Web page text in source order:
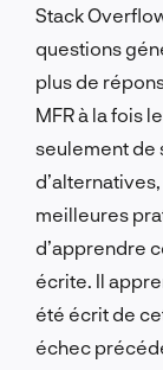
Stack
questions
plus de
MFR à la fois
seulement de
meilleures
d’apprendre
écrite. Il
été écrit de
échec